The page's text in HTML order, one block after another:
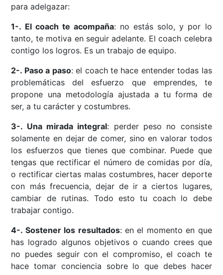
para adelgazar:
1-. El coach te acompaña: no estás solo, y por lo
tanto, te motiva en seguir adelante. El coach celebra
contigo los logros. Es un trabajo de equipo.
2-. Paso a paso: el coach te hace entender todas las
problemáticas del esfuerzo que emprendes, te
propone una metodología ajustada a tu forma de
ser, a tu carácter y costumbres.
3-. Una mirada integral: perder peso no consiste
solamente en dejar de comer, sino en valorar todos
los esfuerzos que tienes que combinar. Puede que
tengas que rectificar el número de comidas por día,
o rectificar ciertas malas costumbres, hacer deporte
con más frecuencia, dejar de ir a ciertos lugares,
cambiar de rutinas. Todo esto tu coach lo debe
trabajar contigo.
4-. Sostener los resultados: en el momento en que
has logrado algunos objetivos o cuando crees que
no puedes seguir con el compromiso, el coach te
hace tomar conciencia sobre lo que debes hacer